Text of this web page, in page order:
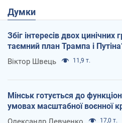
Думки
Збіг інтересів двох цинічних
таємний план Трампа і
Віктор Швець 11,9 т.
Мінськ готується до
умовах масштабної воєнної
17,0 т.